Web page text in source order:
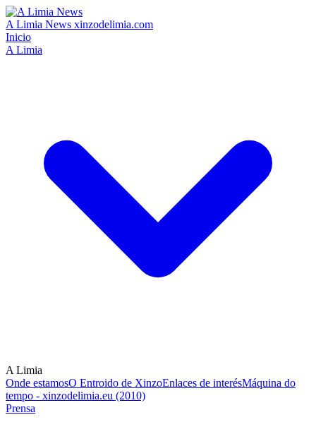
A Limia News xinzodelimia.com
Inicio
A Limia
A Limia
Onde estamosO Entroido de XinzoEnlaces de interésMáquina do
tempo - xinzodelimia.eu (2010)
Prensa